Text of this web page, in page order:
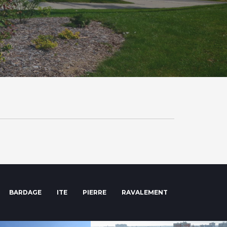
BARDAGE ITE PIERRE RAVALEMENT